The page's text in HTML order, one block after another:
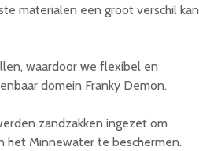
materialen een groot verschil kan
waardoor we flexibel en
domein Franky Demon.
zandzakken ingezet om
het Minnewater te beschermen.